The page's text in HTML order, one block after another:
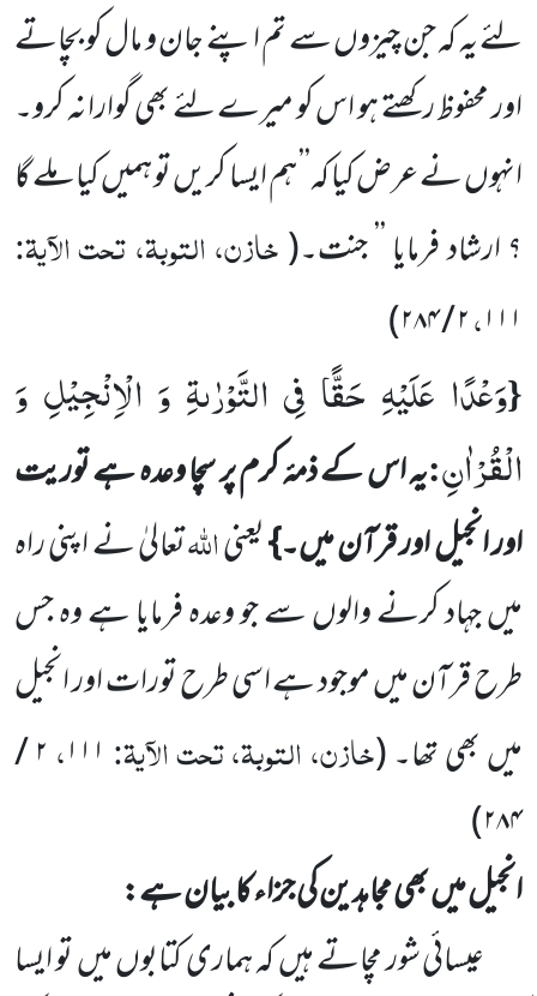
لئے یہ کہ جن چیزوں سے تم اپنے جان و مال کو بچاتے
اور محفوظ رکھتے ہو اس کو میرے لئے بھی گوارا نہ کرو۔
انہوں نے عرض کیا کہ’’ ہم ایسا کریں تو ہمیں کیا ملے گا
؟ ارشاد فرمایا ’’ جنت۔(خازن، التوبۃ، تحت الآیۃ:
۱۱۱،۲/۲۸۴)
{وَعْدًا عَلَیْهِ حَقًّا فِی التَّوْرٰىةِ وَ الْاِنْجِیْلِ وَ
الْقُرْاٰنِ:یہ اس کے ذمۂ کرم پر سچا وعدہ ہے توریت
اور انجیل اور قرآن میں۔}یعنیاللہتعالیٰ نے اپنی راہ
میں جہاد کرنے والوں سے جو وعدہ فرمایا ہے وہ جس
طرح قرآن میں موجود ہے اسی طرح تورات اور انجیل
میں بھی تھا۔(خازن، التوبۃ، تحت الآیۃ: ۱۱۱،۲/
۲۸۴)
انجیل میں بھی مجاہدین کی جزاء کا بیان ہے:
عیسائی شور مچاتے ہیں کہ ہماری کتابوں میں تو ایسا